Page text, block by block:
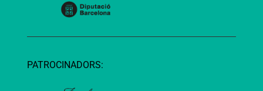
PATROCINADORS: